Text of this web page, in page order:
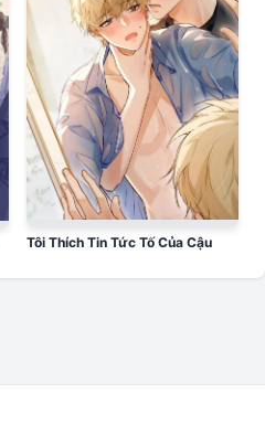
Tôi Thích Tin Tức Tố Của Cậu